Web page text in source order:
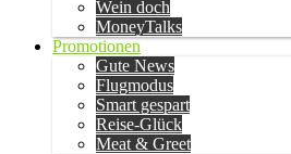
Wein doch
MoneyTalks
Promotionen
Gute News
Flugmodus
Smart gespart
Reise-Glück
Meat & Greet